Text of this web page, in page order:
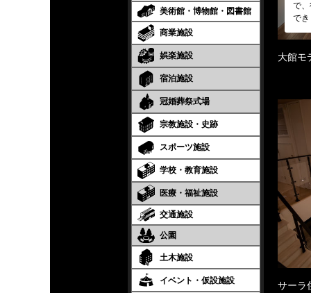
美術館・博物館・図書館
商業施設
娯楽施設
宿泊施設
冠婚葬祭式場
宗教施設・史跡
スポーツ施設
学校・教育施設
医療・福祉施設
交通施設
公園
土木施設
イベント・仮設施設
で
で
大館モ
サーラ